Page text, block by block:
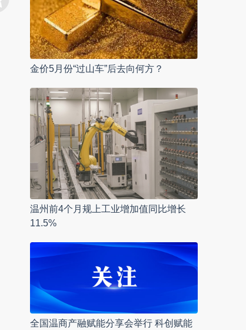
金价5月份“过山车”后去向何方？
温州前4个月规上工业增加值同比增长
11.5%
全国温商产融赋能分享会举行 科创赋能